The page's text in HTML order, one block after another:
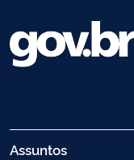
Assuntos